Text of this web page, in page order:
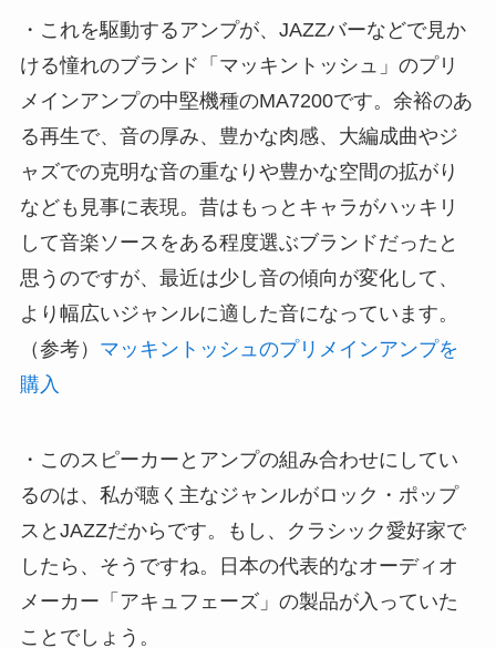
・これを駆動するアンプが、JAZZバーなどで見か
ける憧れのブランド「マッキントッシュ」のプリ
メインアンプの中堅機種のMA7200です。余裕のあ
る再生で、音の厚み、豊かな肉感、大編成曲やジ
ャズでの克明な音の重なりや豊かな空間の拡がり
なども見事に表現。昔はもっとキャラがハッキリ
して音楽ソースをある程度選ぶブランドだったと
思うのですが、最近は少し音の傾向が変化して、
より幅広いジャンルに適した音になっています。
（参考） マッキントッシュのプリメインアンプを
購入
・このスピーカーとアンプの組み合わせにしてい
るのは、私が聴く主なジャンルがロック・ポップ
スとJAZZだからです。もし、クラシック愛好家で
したら、そうですね。日本の代表的なオーディオ
メーカー「アキュフェーズ」の製品が入っていた
ことでしょう。